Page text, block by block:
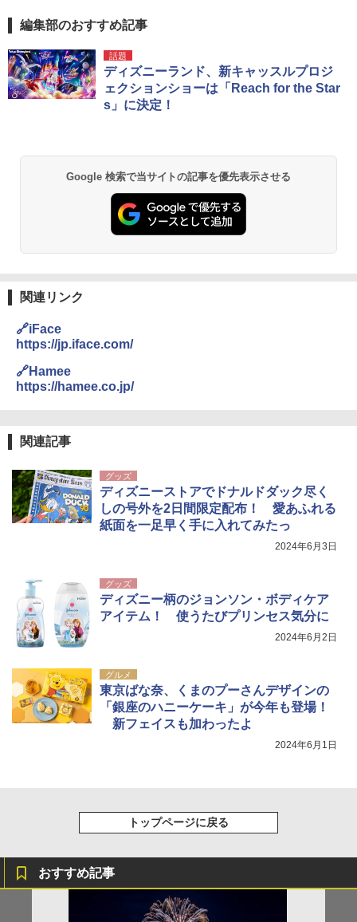
編集部のおすすめ記事
話題
ディズニーランド、新キャッスルプロジ
ェクションショーは「Reach for the Star
s」に決定！
Google 検索で当サイトの記事を優先表示させる
関連リンク
🔗iFace
https://jp.iface.com/
🔗Hamee
https://hamee.co.jp/
関連記事
グッズ
ディズニーストアでドナルドダック尽く
しの号外を2日間限定配布！ 愛あふれる
紙面を一足早く手に入れてみたっ
2024年6月3日
グッズ
ディズニー柄のジョンソン・ボディケア
アイテム！ 使うたびプリンセス気分に
2024年6月2日
グルメ
東京ばな奈、くまのプーさんデザインの
「銀座のハニーケーキ」が今年も登場！
新フェイスも加わったよ
2024年6月1日
トップページに戻る
おすすめ記事